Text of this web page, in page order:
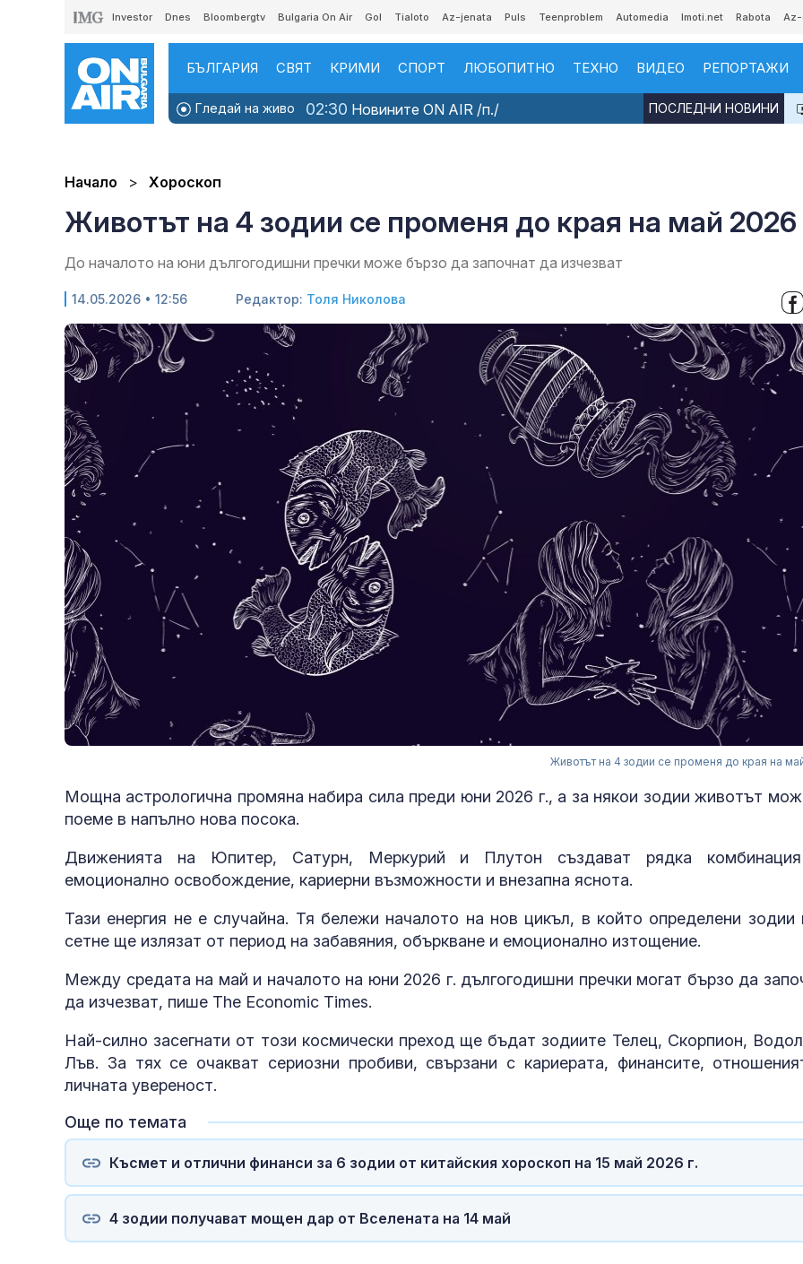
Investor Dnes Bloombergtv Bulgaria On Air Gol Tialoto Az-jenata Puls Teenproblem Automedia Imoti.net Rabota Az-
БЪЛГАРИЯ СВЯТ КРИМИ СПОРТ ЛЮБОПИТНО ТЕХНО ВИДЕО РЕПОРТАЖИ
Гледай на живо 02:30 Новините ON AIR /п./ ПОСЛЕДНИ НОВИНИ
Начало Хороскоп
Животът на 4 зодии се променя до края на май 2026
До началото на юни дългогодишни пречки може бързо да започнат да изчезват
14.05.2026 • 12:56 Редактор: Толя Николова
Животът на 4 зодии се променя до края на
Мощна астрологична промяна набира сила преди юни 2026 г., а за някои зодии животът
поеме в напълно нова посока.
Движенията на Юпитер, Сатурн, Меркурий и Плутон създават рядка
емоционално освобождение, кариерни възможности и внезапна яснота.
Тази енергия не е случайна. Тя бележи началото на нов цикъл, в който определени зодии
сетне ще излязат от период на забавяния, объркване и емоционално изтощение.
Между средата на май и началото на юни 2026 г. дългогодишни пречки могат бързо да
да изчезват, пише The Economic Times.
Най-силно засегнати от този космически преход ще бъдат зодиите Телец, Скорпион,
Лъв. За тях се очакват сериозни пробиви, свързани с кариерата, финансите,
личната увереност.
Още по темата
Късмет и отлични финанси за 6 зодии от китайския хороскоп на 15 май 2026 г.
4 зодии получават мощен дар от Вселената на 14 май
позиционира
дестинация
Една от 36: На
Острова се